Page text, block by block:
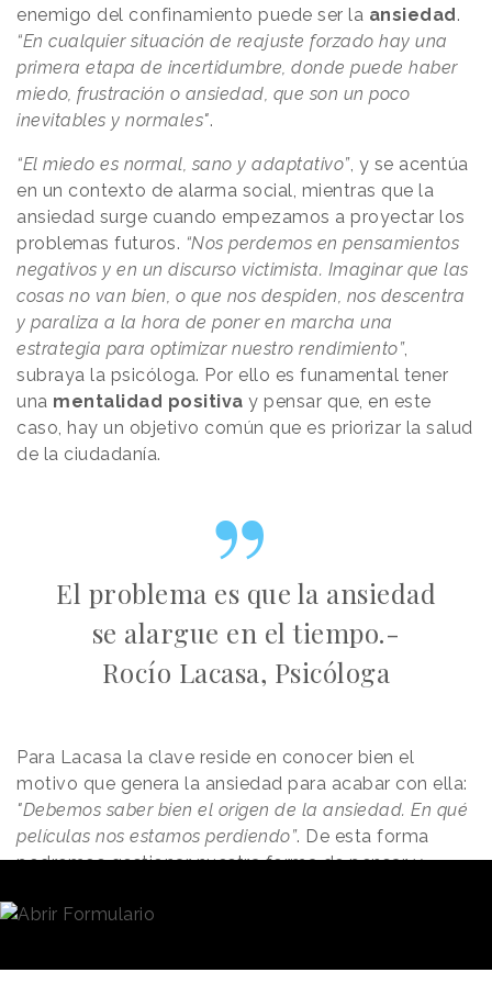
enemigo del confinamiento puede ser la ansiedad.
“En cualquier situación de reajuste forzado hay una
primera etapa de incertidumbre, donde puede haber
miedo, frustración o ansiedad, que son un poco
inevitables y normales".
“El miedo es normal, sano y adaptativo”, y se acentúa
en un contexto de alarma social, mientras que la
ansiedad surge cuando empezamos a proyectar los
problemas futuros. “Nos perdemos en pensamientos
negativos y en un discurso victimista. Imaginar que las
cosas no van bien, o que nos despiden, nos descentra
y paraliza a la hora de poner en marcha una
estrategia para optimizar nuestro rendimiento”,
subraya la psicóloga. Por ello es funamental tener
una mentalidad positiva y pensar que, en este
caso, hay un objetivo común que es priorizar la salud
de la ciudadanía.
El problema es que la ansiedad
se alargue en el tiempo.-
Rocío Lacasa, Psicóloga
Para Lacasa la clave reside en conocer bien el
motivo que genera la ansiedad para acabar con ella:
"Debemos saber bien el origen de la ansiedad. En qué
películas nos estamos perdiendo”. De esta forma
podremos gestionar nuestra forma de pensar y